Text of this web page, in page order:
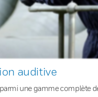
auditive
une gamme complète